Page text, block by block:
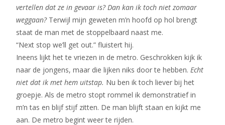
vertellen dat ze in gevaar is? Dan kan ik toch niet zomaar
weggaan?Terwijl mijn geweten m’n hoofd op hol brengt
staat de man met de stoppelbaard naast me.
“Next stop we’ll get out.” fluistert hij.
Ineens lijkt het te vriezen in de metro. Geschrokken kijk ik
naar de jongens, maar die lijken niks door te hebben. Echt
niet dat ik met hem uitstap. Nu ben ik toch liever bij het
groepje. Als de metro stopt rommel ik demonstratief in
m’n tas en blijf stijf zitten. De man blijft staan en kijkt me
aan. De metro begint weer te rijden.